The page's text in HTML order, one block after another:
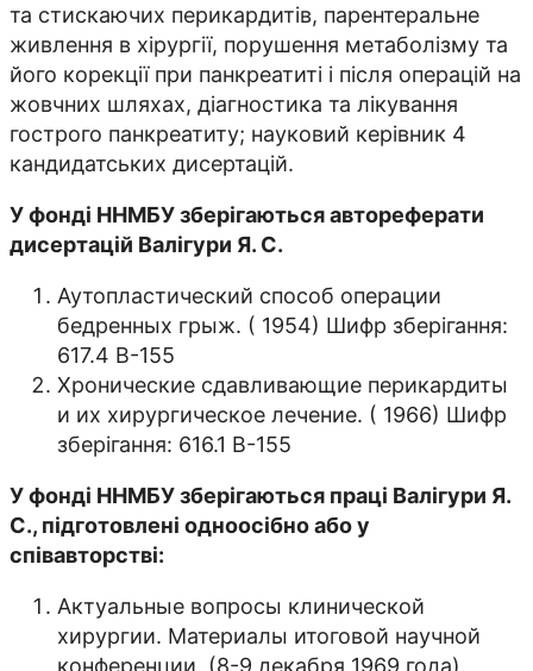
та стискаючих перикардитів, парентеральне
живлення в хірургії, порушення метаболізму та
його корекції при панкреатиті і після операцій на
жовчних шляхах, діагностика та лікування
гострого панкреатиту; науковий керівник 4
кандидатських дисертацій.
У фонді ННМБУ зберігаються автореферати
дисертацій Валігури Я. С.
Аутопластический способ операции
бедренных грыж. ( 1954) Шифр зберігання:
617.4 В-155
Хронические сдавливающие перикардиты
и их хирургическое лечение. ( 1966) Шифр
зберігання: 616.1 В-155
У фонді ННМБУ зберігаються праці Валігури Я.
С., підготовлені одноосібно або у
співавторстві:
Актуальные вопросы клинической
хирургии. Материалы итоговой научной
конференции. (8-9 декабря 1969 года).